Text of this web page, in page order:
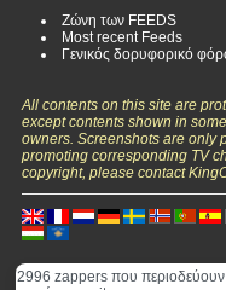
Ζώνη των FEEDS
Most recent Feeds
Γενικός δορυφορικό
All contents on this site are
except contents shown in
owners. Screenshots are only
promoting corresponding TV
copyright, please contact
2996 zappers που